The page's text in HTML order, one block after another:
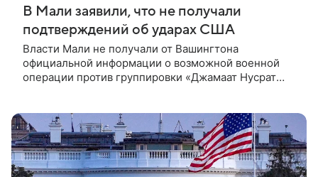
В Мали заявили, что не получали
подтверждений об ударах США
Власти Мали не получали от Вашингтона
официальной информации о возможной военной
операции против группировки «Джамаат Нусрат
этом заявил министр иностранных дел Мали
Абдулайе Диоп, сообщает MaliJet.